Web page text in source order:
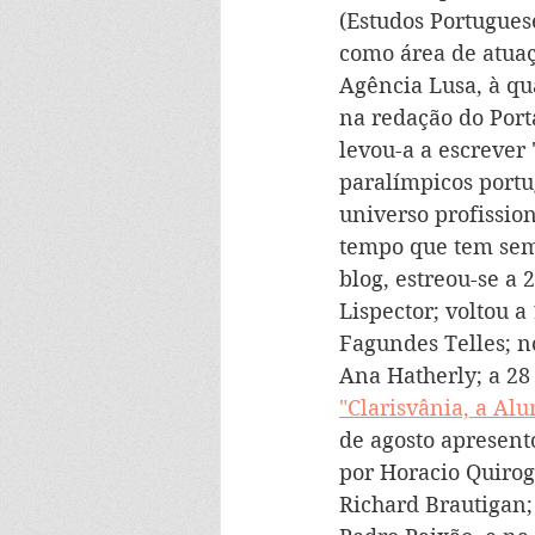
(Estudos
como área de
Agência Lusa, à
na redação do
levou-a a
paralímpicos
universo
tempo que tem
blog, estreou-se a
Lispector; voltou
Fagundes Telles;
Ana Hatherly; a
"Clarisvânia, a
de agosto
por Horacio
Richard